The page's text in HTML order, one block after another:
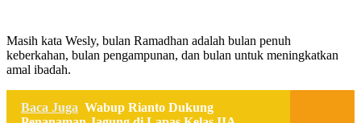
Masih kata Wesly, bulan Ramadhan adalah bulan penuh
keberkahan, bulan pengampunan, dan bulan untuk meningkatkan
amal ibadah.
Baca Juga Wabup Rianto Dukung